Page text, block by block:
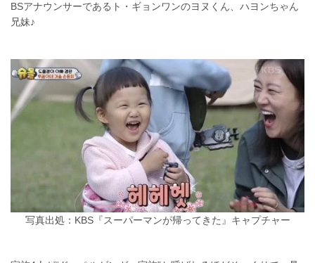
BSアナウンサーであるト・ギョンワンのヨヌくん、ハヨンちゃん
兄妹♪
写真出処：KBS『スーパーマンが帰ってきた』キャプチャー